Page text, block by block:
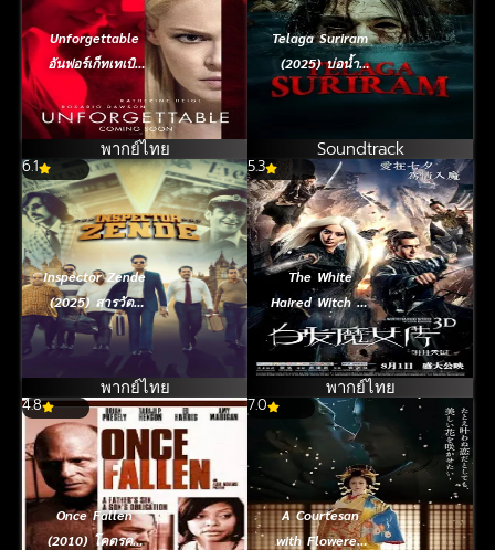
Unforgettable
อันฟอร์เก็ทเทเบิล
(2017)
พากย์ไทย
Telaga Suriram
(2025) บ่อน้ำ
อาถรรพ์
Soundtrack
6.1
Inspector Zende
(2025) สารวัตร
ซ่าปะทะทรชน
พากย์ไทย
5.3
The White
Haired Witch of
Lunar Kingdom
(2014) เดช
นางพญาผมขาว
พากย์ไทย
4.8
Once Fallen
(2010) โคตรคน
7.0
A Courtesan
with Flowered